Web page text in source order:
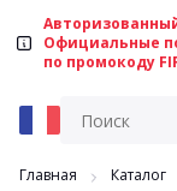
Официальные
по промокоду
Главная Каталог